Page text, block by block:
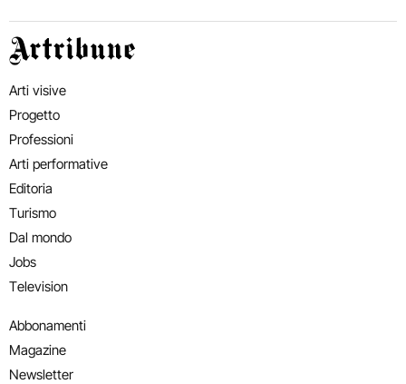
Artribune
Arti visive
Progetto
Professioni
Arti performative
Editoria
Turismo
Dal mondo
Jobs
Television
Abbonamenti
Magazine
Newsletter